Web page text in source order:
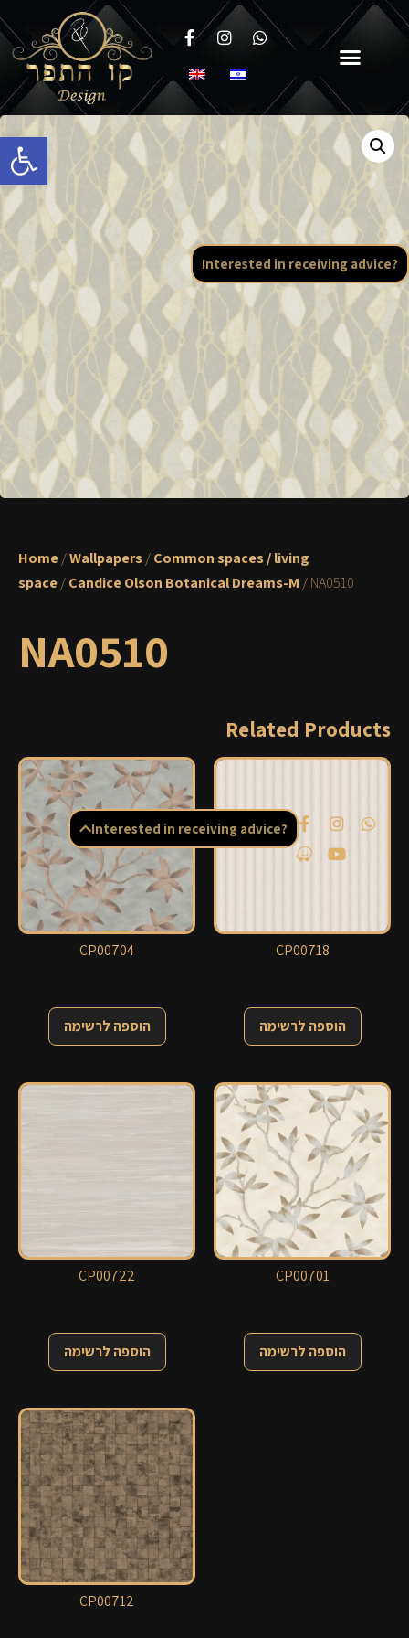
Open toolbar
Home/Wallpapers/Common spaces / living
space/Candice Olson Botanical Dreams-M / NA0510
NA0510
Related Products
CP00704
הוספה לרשימה
CP00718
הוספה לרשימה
CP00722
הוספה לרשימה
CP00701
הוספה לרשימה
CP00712
Interested in receiving advice?
Interested in receiving advice?